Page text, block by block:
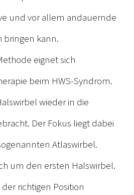
und vor allem andauernde
bringen kann.
eignet sich
beim HWS-Syndrom.
wieder in die
Der Fokus liegt dabei
Atlaswirbel.
um den ersten Halswirbel.
richtigen Position